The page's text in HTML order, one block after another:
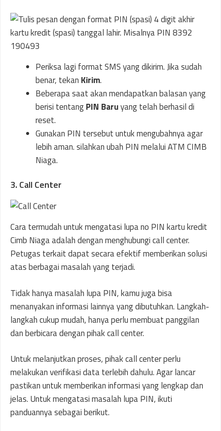
Periksa lagi format SMS yang dikirim. Jika sudah
benar, tekan Kirim.
Beberapa saat akan mendapatkan balasan yang
berisi tentangPIN Baruyang telah berhasil di
reset.
Gunakan PIN tersebut untuk mengubahnya agar
lebih aman. silahkan ubah PIN melalui ATM CIMB
Niaga.
3. Call Center
Cara termudah untuk mengatasi lupa no PIN kartu kredit
Cimb Niaga adalah dengan menghubungi call center.
Petugas terkait dapat secara efektif memberikan solusi
atas berbagai masalah yang terjadi.
Tidak hanya masalah lupa PIN, kamu juga bisa
menanyakan informasi lainnya yang dibutuhkan. Langkah-
langkah cukup mudah, hanya perlu membuat panggilan
dan berbicara dengan pihak call center.
Untuk melanjutkan proses, pihak call center perlu
melakukan verifikasi data terlebih dahulu. Agar lancar
pastikan untuk memberikan informasi yang lengkap dan
jelas. Untuk mengatasi masalah lupa PIN, ikuti
panduannya sebagai berikut.